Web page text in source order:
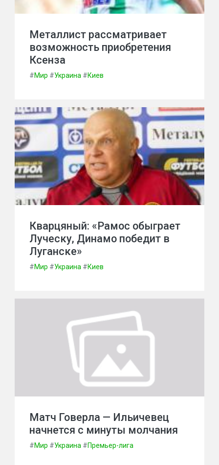
Металлист рассматривает
возможность приобретения
Ксенза
#Мир #Украина #Киев
Кварцяный: «Рамос обыграет
Луческу, Динамо победит в
Луганске»
#Мир #Украина #Киев
Матч Говерла — Ильичевец
начнется с минуты молчания
#Мир #Украина #Премьер-лига